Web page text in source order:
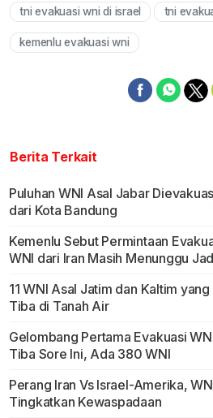
tni evakuasi wni di israel tni
kemenlu evakuasi wni
Berita Terkait
Puluhan WNI Asal Jabar
dari Kota Bandung
Kemenlu Sebut Permintaan
WNI dari Iran Masih Menunggu
11 WNI Asal Jatim dan Kaltim
Tiba di Tanah Air
Gelombang Pertama Evakuasi
Tiba Sore Ini, Ada 380 WNI
Perang Iran Vs Israel-Amerika,
Tingkatkan Kewaspadaan